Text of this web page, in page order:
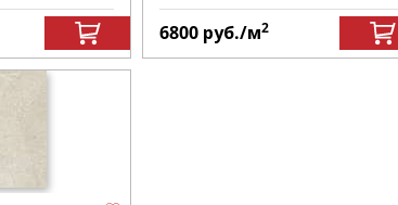
6800 руб./м2